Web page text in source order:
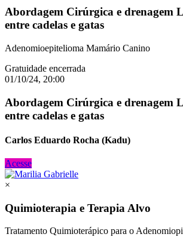
Abordagem Cirúrgica e drenagem
entre cadelas e gatas
Adenomioepitelioma Mamário Canino
Gratuidade encerrada
01/10/24, 20:00
Abordagem Cirúrgica e drenagem
entre cadelas e gatas
Carlos Eduardo Rocha (Kadu)
Acesse
×
Quimioterapia e Terapia Alvo
Tratamento Quimioterápico para o